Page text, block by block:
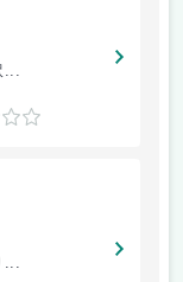
...
...